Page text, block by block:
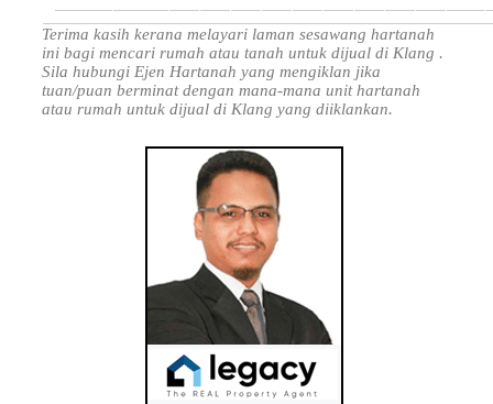
Terima kasih kerana melayari laman sesawang hartanah
ini bagi mencari rumah atau tanah untuk dijual di Klang .
Sila hubungi Ejen Hartanah yang mengiklan jika
tuan/puan berminat dengan mana-mana unit hartanah
atau rumah untuk dijual di Klang yang diiklankan.